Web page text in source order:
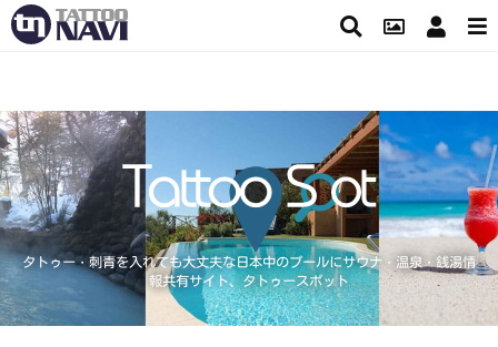
タトゥー・刺青を入れても大丈夫な日本中のプールにサウナ・温泉・銭湯情
報共有サイト、タトゥースポット